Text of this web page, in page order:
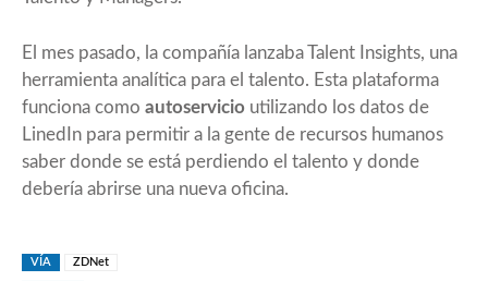
El mes pasado, la compañía lanzabaTalent Insights, una
herramienta analítica para el talento. Esta plataforma
funciona como autoservicio utilizando los datos de
LinedIn para permitir a la gente de recursos humanos
saber donde se está perdiendo el talento y donde
debería abrirse una nueva oficina.
VÍA ZDNet